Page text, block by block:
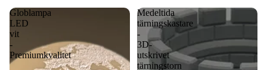
Globlampa
LED
vit
-
Premiumkvalitet
Medeltida
tärningskastare
-
3D-
utskrivet
tärningstorn